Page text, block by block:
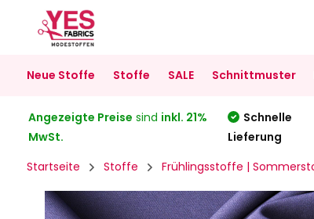
Neue Stoffe Stoffe SALE Schnittmuster
Angezeigte Preise sind inkl. 21%
MwSt.
Schnelle
Lieferung
Startseite Stoffe Frühlingsstoffe |